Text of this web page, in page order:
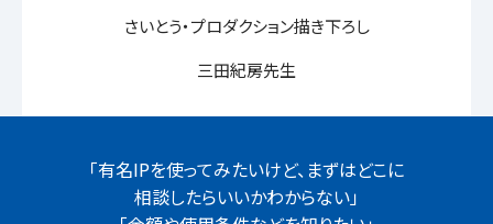
さいとう・プロダクション描き下ろし
三⽥紀房先生
「有名IPを使ってみたいけど、まずはどこに
相談したらいいかわからない」